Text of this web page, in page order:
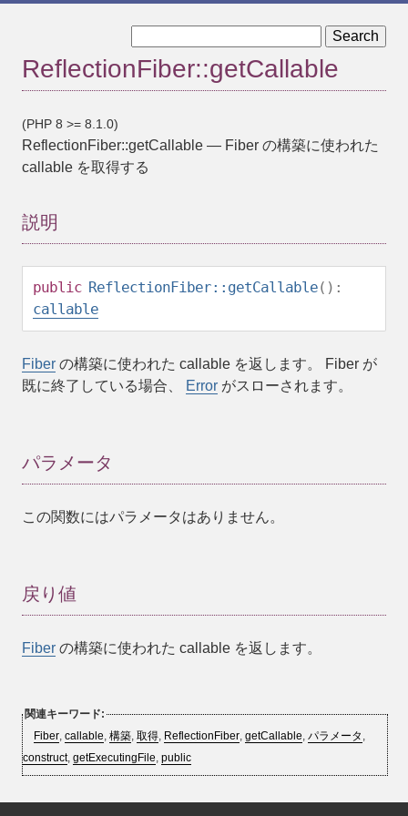
ReflectionFiber::getExecutingFile »
ReflectionFiber::getCallable
(PHP 8 >= 8.1.0)
ReflectionFiber::getCallable — Fiber の構築に使われた
callable を取得する
説明
public ReflectionFiber::getCallable():
callable
Fiber の構築に使われた callable を返します。 Fiber が
既に終了している場合、
Error がスローされます。
パラメータ
この関数にはパラメータはありません。
戻り値
Fiber の構築に使われた callable を返します。
関連キーワード:
Fiber, callable, 構築, 取得, ReflectionFiber, getCallable, パラメータ ,
construct, getExecutingFile, public